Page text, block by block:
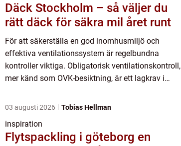
Däck Stockholm – så väljer du
rätt däck för säkra mil året runt
För att säkerställa en god inomhusmiljö och
effektiva ventilationssystem är regelbundna
kontroller viktiga. Obligatorisk ventilationskontroll,
mer känd som OVK-besiktning, är ett lagkrav i
03 augusti 2026 Tobias Hellman
inspiration
Flytspackling i göteborg en